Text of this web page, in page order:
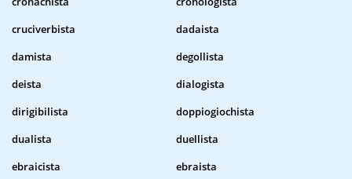
cruciverbista
dadaista
damista
degollista
deista
dialogista
dirigibilista
doppiogiochista
dualista
duellista
ebraicista
ebraista